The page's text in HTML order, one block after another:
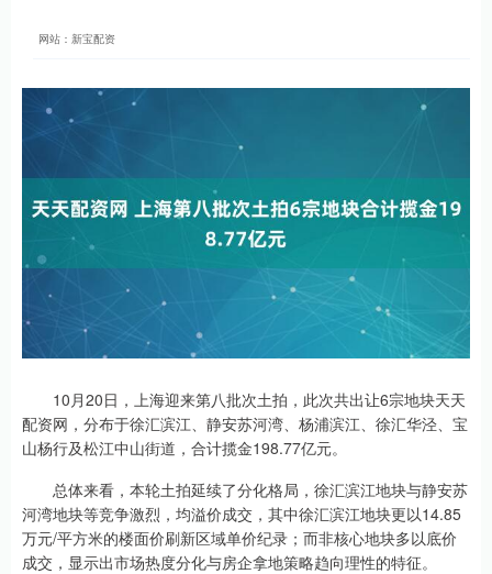
网站：新宝配资
10月20日，上海迎来第八批次土拍，此次共出让6宗地块天天
配资网，分布于徐汇滨江、静安苏河湾、杨浦滨江、徐汇华泾、宝
山杨行及松江中山街道，合计揽金198.77亿元。
总体来看，本轮土拍延续了分化格局，徐汇滨江地块与静安苏
河湾地块等竞争激烈，均溢价成交，其中徐汇滨江地块更以14.85
万元/平方米的楼面价刷新区域单价纪录；而非核心地块多以底价
成交，显示出市场热度分化与房企拿地策略趋向理性的特征。